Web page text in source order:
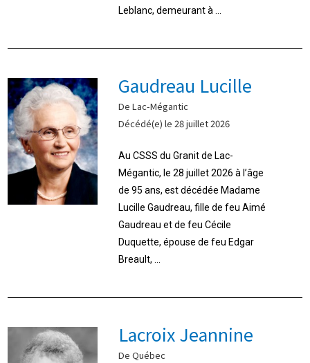
Leblanc, demeurant à ...
Gaudreau Lucille
De Lac-Mégantic
Décédé(e) le 28 juillet 2026
Au CSSS du Granit de Lac-
Mégantic, le 28 juillet 2026 à l’âge
de 95 ans, est décédée Madame
Lucille Gaudreau, fille de feu Aimé
Gaudreau et de feu Cécile
Duquette, épouse de feu Edgar
Breault, ...
Lacroix Jeannine
De Québec